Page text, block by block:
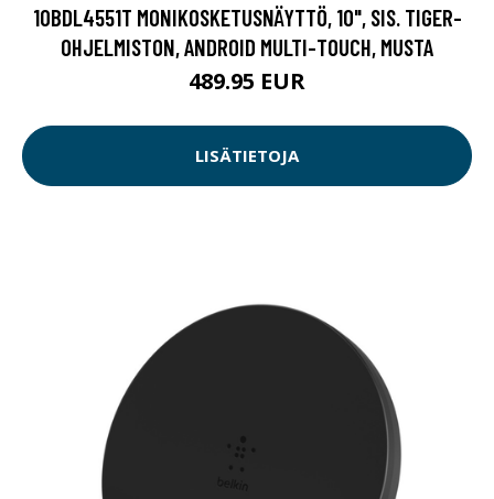
10BDL4551T MONIKOSKETUSNÄYTTÖ, 10", SIS. TIGER-
OHJELMISTON, ANDROID MULTI-TOUCH, MUSTA
489.95 EUR
LISÄTIETOJA